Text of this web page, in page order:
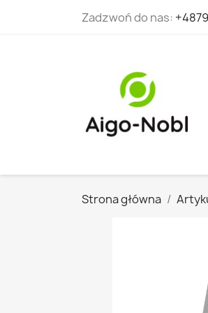
Zadzwoń do nas:
Strona główna